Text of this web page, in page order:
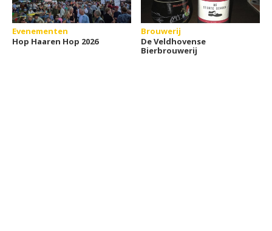
Evenementen
Hop Haaren Hop 2026
Brouwerij
De Veldhovense
Bierbrouwerij